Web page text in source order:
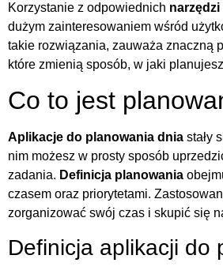
Korzystanie z odpowiednich
dużym zainteresowaniem wśród
takie rozwiązania, zauważa znaczną
które zmienią sposób, w jaki
Co to jest
Aplikacje do planowania dnia stały
nim możesz w prosty sposób
zadania. Definicja planowania
czasem oraz priorytetami.
zorganizować swój czas i skupić się
Definicja aplikacji do